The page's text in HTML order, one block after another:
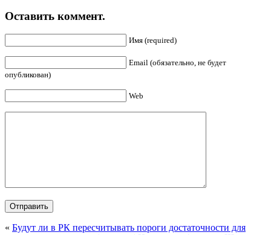
Оставить коммент.
Имя (required)
Email (обязательно, не будет
опубликован)
Web
« Будут ли в РК пересчитывать пороги достаточности для